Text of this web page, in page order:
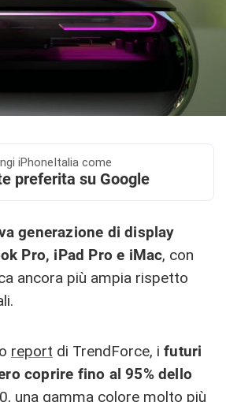
iPhoneItalia come
preferita su Google
generazione di display
Pro, iPad Pro e iMac, con
ancora più ampia rispetto
report di TrendForce, i futuri
coprire fino al 95% dello
0, una gamma colore molto più